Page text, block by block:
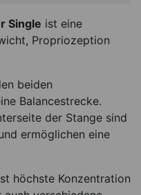
Single ist eine
Propriozeption
beiden
Balancestrecke.
der Stange sind
ermöglichen eine
höchste Konzentration